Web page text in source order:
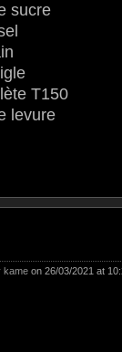
sucre
T150
levure
kame on 26/03/2021 at